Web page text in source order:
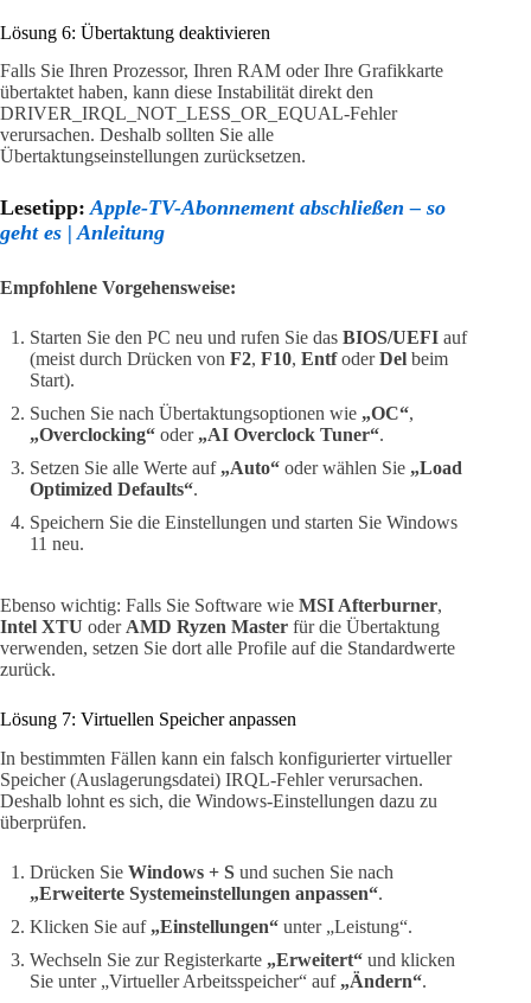
Lösung 6: Übertaktung deaktivieren
Falls Sie Ihren Prozessor, Ihren RAM oder Ihre Grafikkarte
übertaktet haben, kann diese Instabilität direkt den
DRIVER_IRQL_NOT_LESS_OR_EQUAL-Fehler
verursachen. Deshalb sollten Sie alle
Übertaktungseinstellungen zurücksetzen.
Lesetipp: Apple-TV-Abonnement abschließen – so
geht es | Anleitung
Empfohlene Vorgehensweise:
Starten Sie den PC neu und rufen Sie das BIOS/UEFI auf
(meist durch Drücken von F2, F10, EntfoderDel beim
Start).
Suchen Sie nach Übertaktungsoptionen wie „OC“,
„Overclocking“ oder „AI Overclock Tuner“.
Setzen Sie alle Werte auf „Auto“ oder wählen Sie „Load
Optimized Defaults“.
Speichern Sie die Einstellungen und starten Sie Windows
11 neu.
Ebenso wichtig: Falls Sie Software wie MSI Afterburner,
Intel XTU oderAMD Ryzen Master für die Übertaktung
verwenden, setzen Sie dort alle Profile auf die Standardwerte
zurück.
Lösung 7: Virtuellen Speicher anpassen
In bestimmten Fällen kann ein falsch konfigurierter virtueller
Speicher (Auslagerungsdatei) IRQL-Fehler verursachen.
Deshalb lohnt es sich, die Windows-Einstellungen dazu zu
überprüfen.
Drücken Sie Windows + S und suchen Sie nach
„Erweiterte Systemeinstellungen anpassen“.
Klicken Sie auf „Einstellungen“ unter „Leistung“.
Wechseln Sie zur Registerkarte „Erweitert“ und klicken
Sie unter „Virtueller Arbeitsspeicher“ auf „Ändern“.